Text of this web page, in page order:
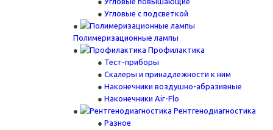
Угловые с подсветкой
Полимеризационные лампы
Профилактика
Тест-приборы
Скалеры и принадлежности к ним
Наконечники воздушно-абразивные
Наконечники Air-Flo
Рентгенодиагностика
Разное